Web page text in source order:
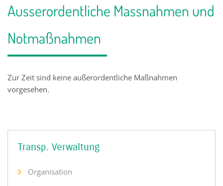
Ausserordentliche Massnahmen und
Notmaßnahmen
Zur Zeit sind keine außerordentliche Maßnahmen
vorgesehen.
Transp. Verwaltung
Organisation